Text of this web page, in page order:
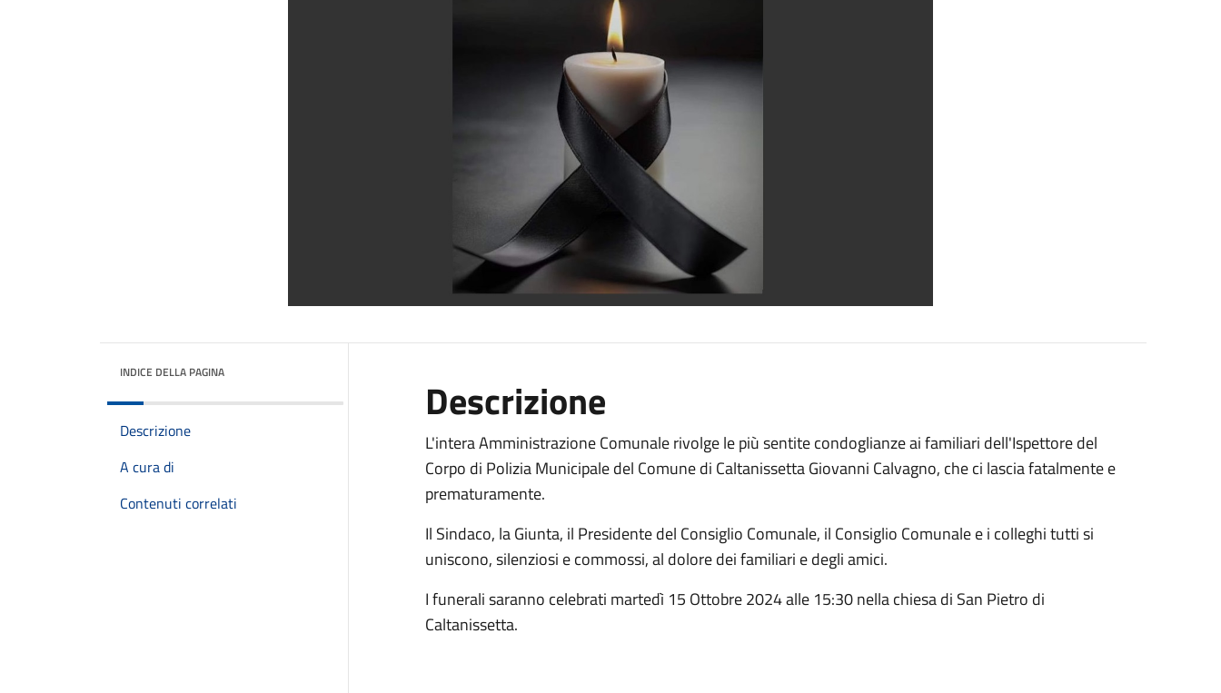
INDICE DELLA PAGINA
Descrizione
A cura di
Contenuti correlati
Descrizione
L'intera Amministrazione Comunale rivolge le più sentite condoglianze ai familiari dell'Ispettore del
Corpo di Polizia Municipale del Comune di Caltanissetta Giovanni Calvagno, che ci lascia fatalmente e
prematuramente.
Il Sindaco, la Giunta, il Presidente del Consiglio Comunale, il Consiglio Comunale e i colleghi tutti si
uniscono, silenziosi e commossi, al dolore dei familiari e degli amici.
I funerali saranno celebrati martedì 15 Ottobre 2024 alle 15:30 nella chiesa di San Pietro di
Caltanissetta.